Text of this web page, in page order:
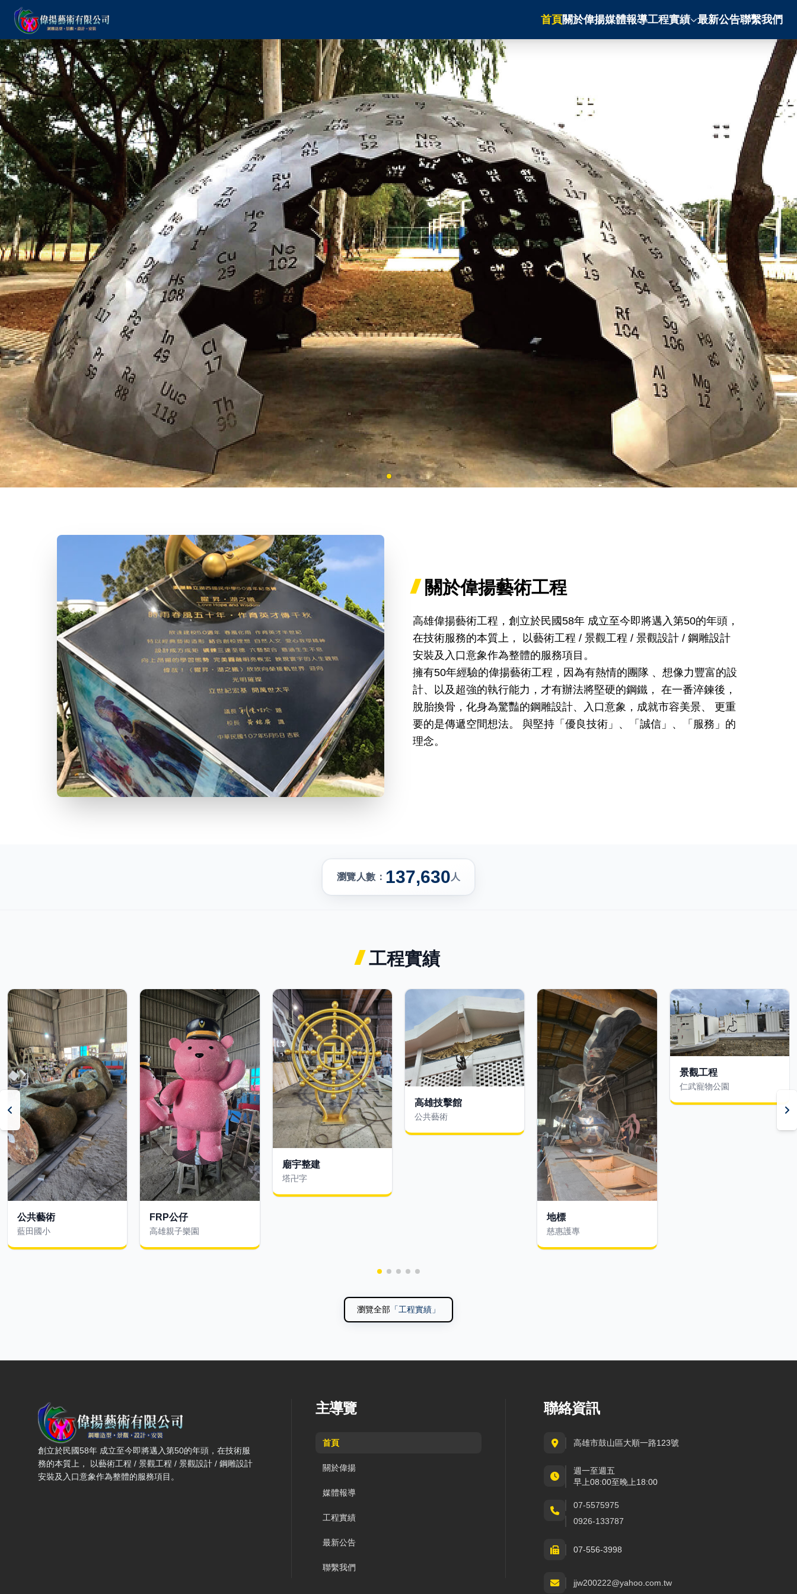
首頁關於偉揚媒體報導工程實績 最新公告聯繫我們
關於偉揚藝術工程
高雄偉揚藝術工程，創立於民國58年 成立至今即將邁入第50的年頭，
在技術服務的本質上， 以藝術工程 / 景觀工程 / 景觀設計 / 鋼雕設計
安裝及入口意象作為整體的服務項目。
擁有50年經驗的偉揚藝術工程，因為有熱情的團隊 、想像力豐富的設
計、以及超強的執行能力，才有辦法將堅硬的鋼鐵， 在一番淬鍊後，
脫胎換骨，化身為驚豔的鋼雕設計、入口意象，成就市容美景、 更重
要的是傳遞空間想法。 與堅持「優良技術」、「誠信」、「服務」的
理念。
瀏覽人數： 137,630 人
工程實績
公共藝術
藍田國小
FRP公仔
高雄親子樂園
廟宇整建
塔卍字
高雄技擊館
公共藝術
地標
慈惠護專
景觀工程
仁武寵物公園
瀏覽全部 「工程實績」
偉揚藝術有限公司 — 網站概要、主導覽與聯絡方式
創立於民國58年 成立至今即將邁入第50的年頭，在技術服
務的本質上， 以藝術工程 / 景觀工程 / 景觀設計 / 鋼雕設計
安裝及入口意象作為整體的服務項目。
主導覽
首頁
關於偉揚
媒體報導
工程實績
最新公告
聯繫我們
聯絡資訊
高雄市鼓山區大順一路123號
週一至週五
早上08:00至晚上18:00
07-5575975
0926-133787
07-556-3998
jjw200222@yahoo.com.tw